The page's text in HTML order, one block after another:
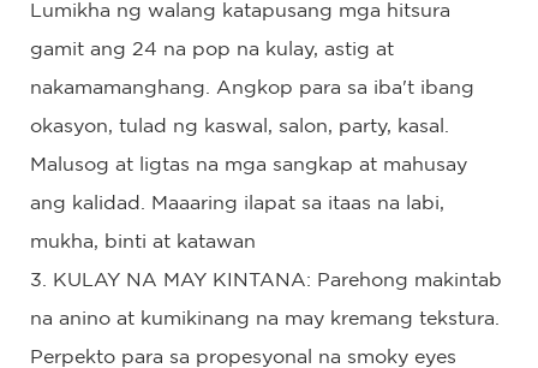
Lumikha ng walang katapusang mga hitsura
gamit ang 24 na pop na kulay, astig at
nakamamanghang. Angkop para sa iba't ibang
okasyon, tulad ng kaswal, salon, party, kasal.
Malusog at ligtas na mga sangkap at mahusay
ang kalidad. Maaaring ilapat sa itaas na labi,
mukha, binti at katawan
3. KULAY NA MAY KINTANA: Parehong makintab
na anino at kumikinang na may kremang tekstura.
Perpekto para sa propesyonal na smoky eyes